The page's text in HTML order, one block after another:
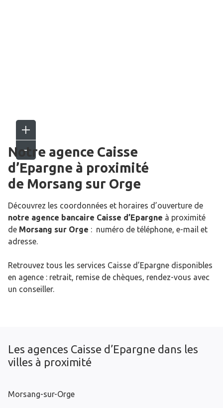
Notre agence Caisse
d’Epargne à proximité
de Morsang sur Orge
Découvrez les coordonnées et horaires d’ouverture de
notre agence bancaire Caisse d’Epargne à proximité
de Morsang sur Orge : numéro de téléphone, e-mail et
adresse.
Retrouvez tous les services Caisse d’Epargne disponibles
en agence : retrait, remise de chèques, rendez-vous avec
un conseiller.
Les agences Caisse d’Epargne dans les
villes à proximité
Morsang-sur-Orge